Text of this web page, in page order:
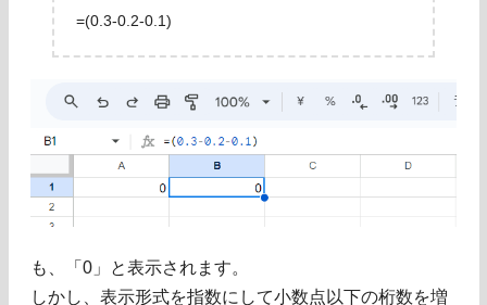
=(0.3-0.2-0.1)
も、「0」と表示されます。
しかし、表示形式を指数にして小数点以下の桁数を増